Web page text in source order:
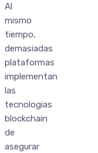
Al
mismo
tiempo,
demasiadas
plataformas
implementan
las
tecnologias
blockchain
de
asegurar